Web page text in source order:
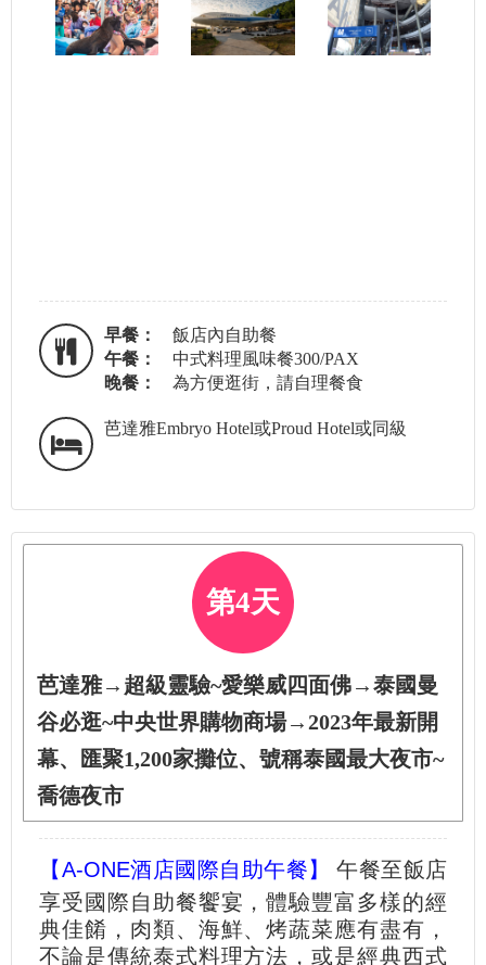
早餐：
飯店內自助餐
午餐：
中式料理風味餐300/PAX
晚餐：
為方便逛街，請自理餐食
芭達雅Embryo Hotel或Proud Hotel或同級
第4天
芭達雅→超級靈驗~愛樂威四面佛→泰國曼
谷必逛~中央世界購物商場→2023年最新開
幕、匯聚1,200家攤位、號稱泰國最大夜市~
喬德夜市
【A-ONE酒店國際自助午餐】
午餐至飯店
享受國際自助餐饗宴，體驗豐富多樣的經
典佳餚，肉類、海鮮、烤蔬菜應有盡有，
不論是傳統泰式料理方法，或是經典西式